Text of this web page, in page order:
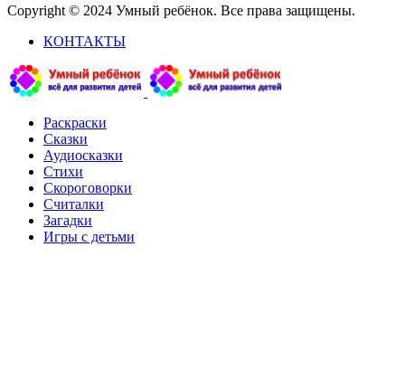
Copyright © 2024 Умный ребёнок. Все права защищены.
КОНТАКТЫ
Раскраски
Сказки
Аудиосказки
Стихи
Скороговорки
Считалки
Загадки
Игры с детьми